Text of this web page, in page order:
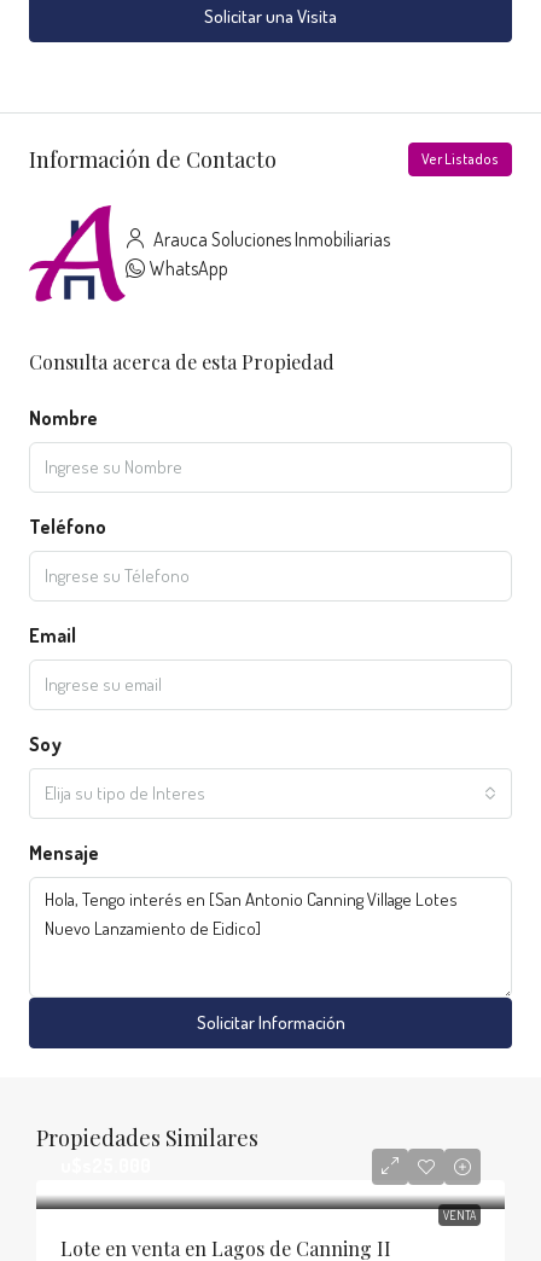
Solicitar una Visita
Información de Contacto Ver Listados
Arauca Soluciones Inmobiliarias
WhatsApp
Consulta acerca de esta Propiedad
Nombre
Teléfono
Email
Soy
Elija su tipo de Interes
Mensaje
Solicitar Información
Propiedades Similares
VENTA
Lote en venta en Lagos de Canning II